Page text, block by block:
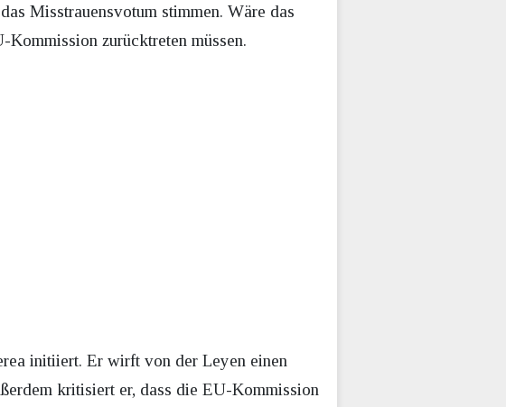
Misstrauensvotum stimmen. Wäre das
zurücktreten müssen.
initiiert. Er wirft von der Leyen einen
kritisiert er, dass die EU-Kommission